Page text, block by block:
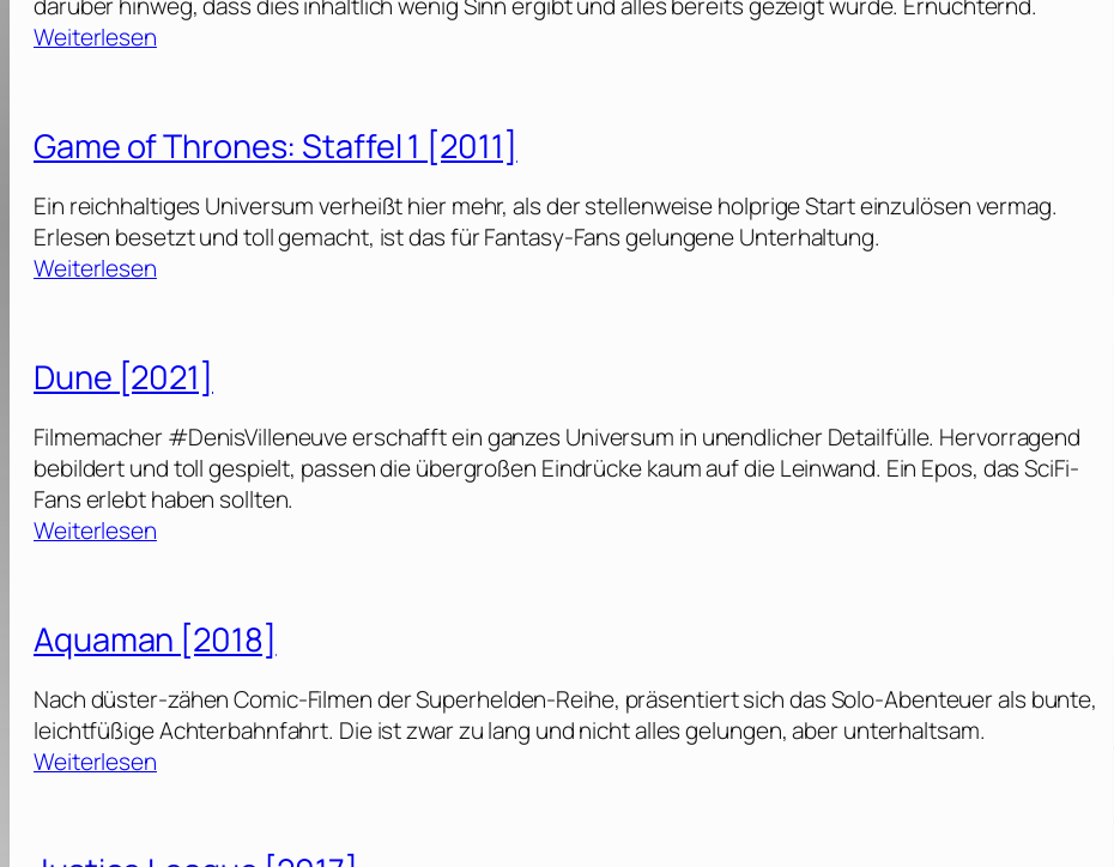
i
n
o
m
[
2
0
e
c
f
F
i
l
2
0
2
5
]
darüber hinweg, dass dies inhaltlich wenig Sinn ergibt und alles bereits gezeigt wurde. Ernüchternd.
Weiterlesen:
s
t
&
F
u
o
s
1
0
0
2
3
]
Game of Thrones: Staffel 1 [2011]
Ein reichhaltiges Universum verheißt hier mehr, als der stellenweise holprige Start einzulösen vermag.
Erlesen besetzt und toll gemacht, ist das für Fantasy-Fans gelungene Unterhaltung.
Weiterlesen:
m
e
f
T
h
r
e
:
S
t
Dune [2021]
Filmemacher #DenisVilleneuve erschafft ein ganzes Universum in unendlicher Detailfülle. Hervorragend
bebildert und toll gespielt, passen die übergroßen Eindrücke kaum auf die Leinwand. Ein Epos, das SciFi-
Fans erlebt haben sollten.
Weiterlesen:
e
2
0
2
Aquaman [2018]
Nach düster-zähen Comic-Filmen der Superhelden-Reihe, präsentiert sich das Solo-Abenteuer als bunte,
leichtfüßige Achterbahnfahrt. Die ist zwar zu lang und nicht alles gelungen, aber unterhaltsam.
Weiterlesen: